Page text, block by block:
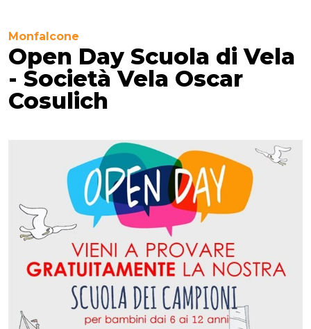
Monfalcone
Open Day Scuola di Vela
- Società Vela Oscar
Cosulich